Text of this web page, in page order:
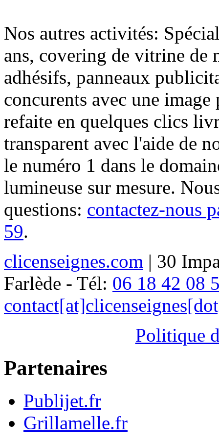
Nos autres activités:
ans, covering de vitrine de
adhésifs, panneaux
concurents avec une
refaite en quelques clics
transparent avec l'aide de
le numéro 1 dans le
lumineuse sur mesure.
questions: contactez-nous
59.
clicenseignes.com | 30
Farlède - Tél: 06 18 42 08
Politique
Partenaires
Publijet.fr
Grillamelle.fr